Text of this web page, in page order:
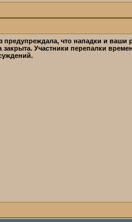
что нападки и ваши
закрыта. Участники перепалки